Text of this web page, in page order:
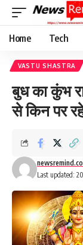
Home Tech
VASTU SHASTRA
बुध का कुंभ
से किन पर
Last updated: